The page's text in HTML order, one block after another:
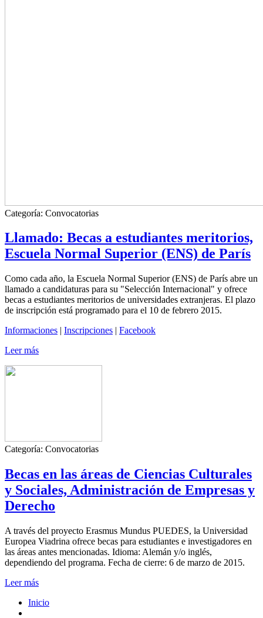
Categoría: Convocatorias
Llamado: Becas a estudiantes meritorios,
Escuela Normal Superior (ENS) de París
Como cada año, la Escuela Normal Superior (ENS) de París abre un
llamado a candidaturas para su "Selección Internacional" y ofrece
becas a estudiantes meritorios de universidades extranjeras. El plazo
de inscripción está programado para el 10 de febrero 2015.
Informaciones | Inscripciones | Facebook
Leer más
Categoría: Convocatorias
Becas en las áreas de Ciencias Culturales
y Sociales, Administración de Empresas y
Derecho
A través del proyecto Erasmus Mundus PUEDES, la Universidad
Europea Viadrina ofrece becas para estudiantes e investigadores en
las áreas antes mencionadas. Idioma: Alemán y/o inglés,
dependiendo del programa. Fecha de cierre: 6 de marzo de 2015.
Leer más
Inicio